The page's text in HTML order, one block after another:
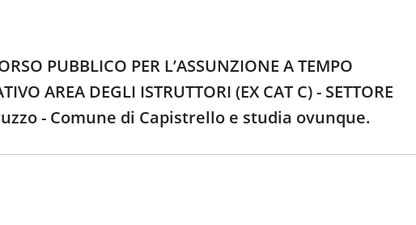
PUBBLICO PER L’ASSUNZIONE A TEMPO
AREA DEGLI ISTRUTTORI (EX CAT C) - SETTORE
- Comune di Capistrello e studia ovunque.